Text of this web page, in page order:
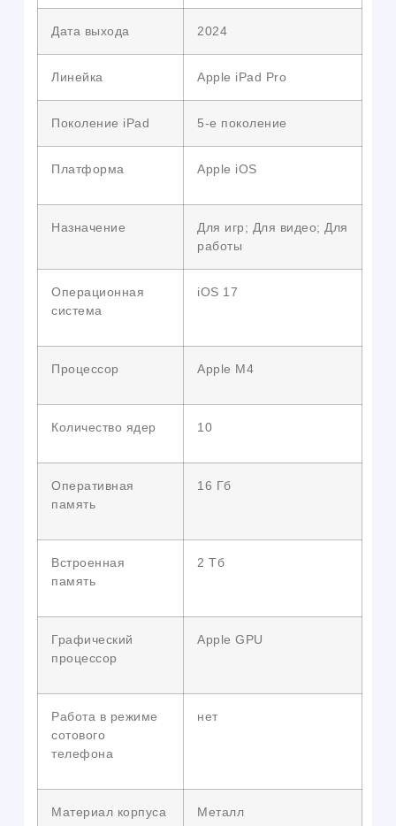
Дата выхода 2024
Линейка Apple iPad Pro
Поколение iPad 5-е поколение
Платформа Apple iOS
Назначение
Для игр; Для видео; Для
работы
Операционная
система
iOS 17
Процессор Apple M4
Количество ядер 10
Оперативная
память
16 Гб
Встроенная
память
2 Тб
Графический
процессор
Apple GPU
Работа в режиме
сотового
телефона
нет
Материал корпуса Металл